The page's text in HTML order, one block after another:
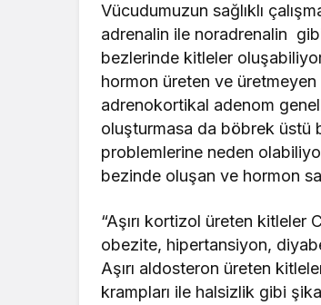
Vücudumuzun sağlıklı
adrenalin ile noradrenalin
bezlerinde kitleler
hormon üreten ve
adrenokortikal adenom
oluşturmasa da böbrek üstü
problemlerine neden
bezinde oluşan ve hormon
“Aşırı kortizol üreten
obezite, hipertansiyon,
Aşırı aldosteron üreten
krampları ile halsizlik gibi